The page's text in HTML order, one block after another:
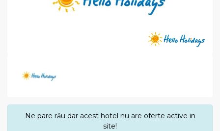
Ne pare rău dar acest hotel nu are oferte active in
site!